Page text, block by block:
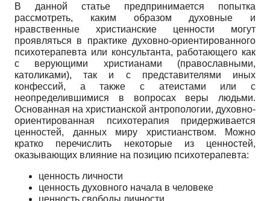
В данной статье предпринимается попытка
рассмотреть, каким образом духовные и
нравственные христианские ценности могут
проявляться в практике духовно-ориентированного
психотерапевта или консультанта, работающего как
с верующими христианами (православными,
католиками), так и с представителями иных
конфессий, а также с атеистами или с
неопределившимися в вопросах веры людьми.
Основанная на христианской антропологии, духовно-
ориентированная психотерапия придерживается
ценностей, данных миру христианством. Можно
кратко перечислить некоторые из ценностей,
оказывающих влияние на позицию психотерапевта:
ценность личности
ценность духовного начала в человеке
ценность свободы личности